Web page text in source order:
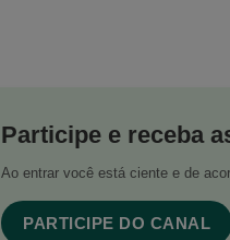
Participe e receba
Ao entrar você está ciente e de
PARTICIPE DO CANAL